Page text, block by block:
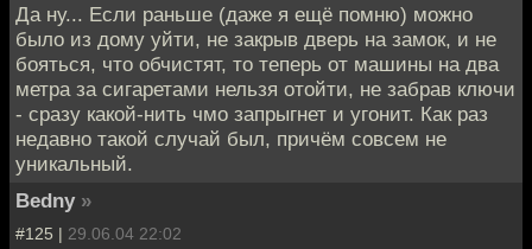
Да ну... Если раньше (даже я ещё помню) можно
было из дому уйти, не закрыв дверь на замок, и не
бояться, что обчистят, то теперь от машины на два
метра за сигаретами нельзя отойти, не забрав ключи
- сразу какой-нить чмо запрыгнет и угонит. Как раз
недавно такой случай был, причём совсем не
уникальный.
Bedny »
#125 | 29.06.04 22:02